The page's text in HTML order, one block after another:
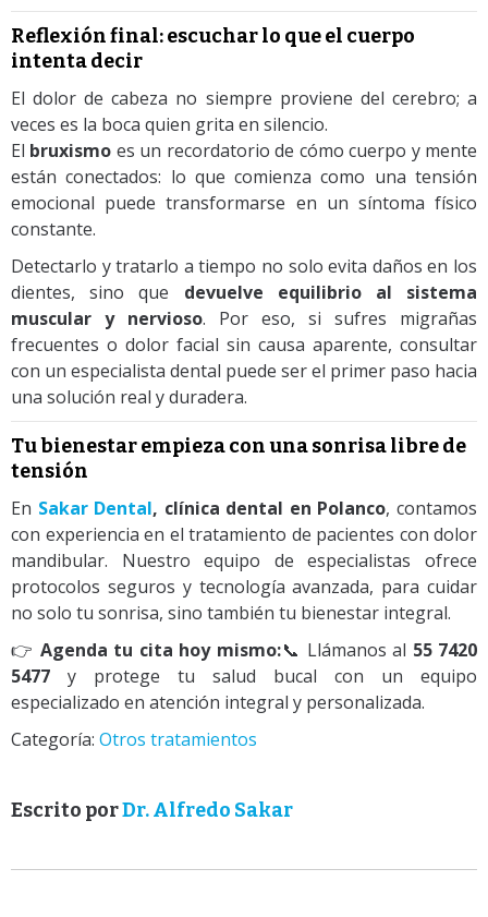
Reflexión final: escuchar lo que el cuerpo
intenta decir
El dolor de cabeza no siempre proviene del cerebro; a
veces es la boca quien grita en silencio.
El bruxismo es un recordatorio de cómo cuerpo y mente
están conectados: lo que comienza como una tensión
emocional puede transformarse en un síntoma físico
constante.
Detectarlo y tratarlo a tiempo no solo evita daños en los
dientes, sino que devuelve equilibrio al sistema
muscular y nervioso. Por eso, si sufres migrañas
frecuentes o dolor facial sin causa aparente, consultar
con un especialista dental puede ser el primer paso hacia
una solución real y duradera.
Tu bienestar empieza con una sonrisa libre de
tensión
En Sakar Dental, clínica dental en Polanco, contamos
con experiencia en el tratamiento de pacientes con dolor
mandibular. Nuestro equipo de especialistas ofrece
protocolos seguros y tecnología avanzada, para cuidar
no solo tu sonrisa, sino también tu bienestar integral.
👉 Agenda tu cita hoy mismo:📞 Llámanos al 55 7420
5477 y protege tu salud bucal con un equipo
especializado en atención integral y personalizada.
Categoría: Otros tratamientos
Escrito porDr. Alfredo Sakar